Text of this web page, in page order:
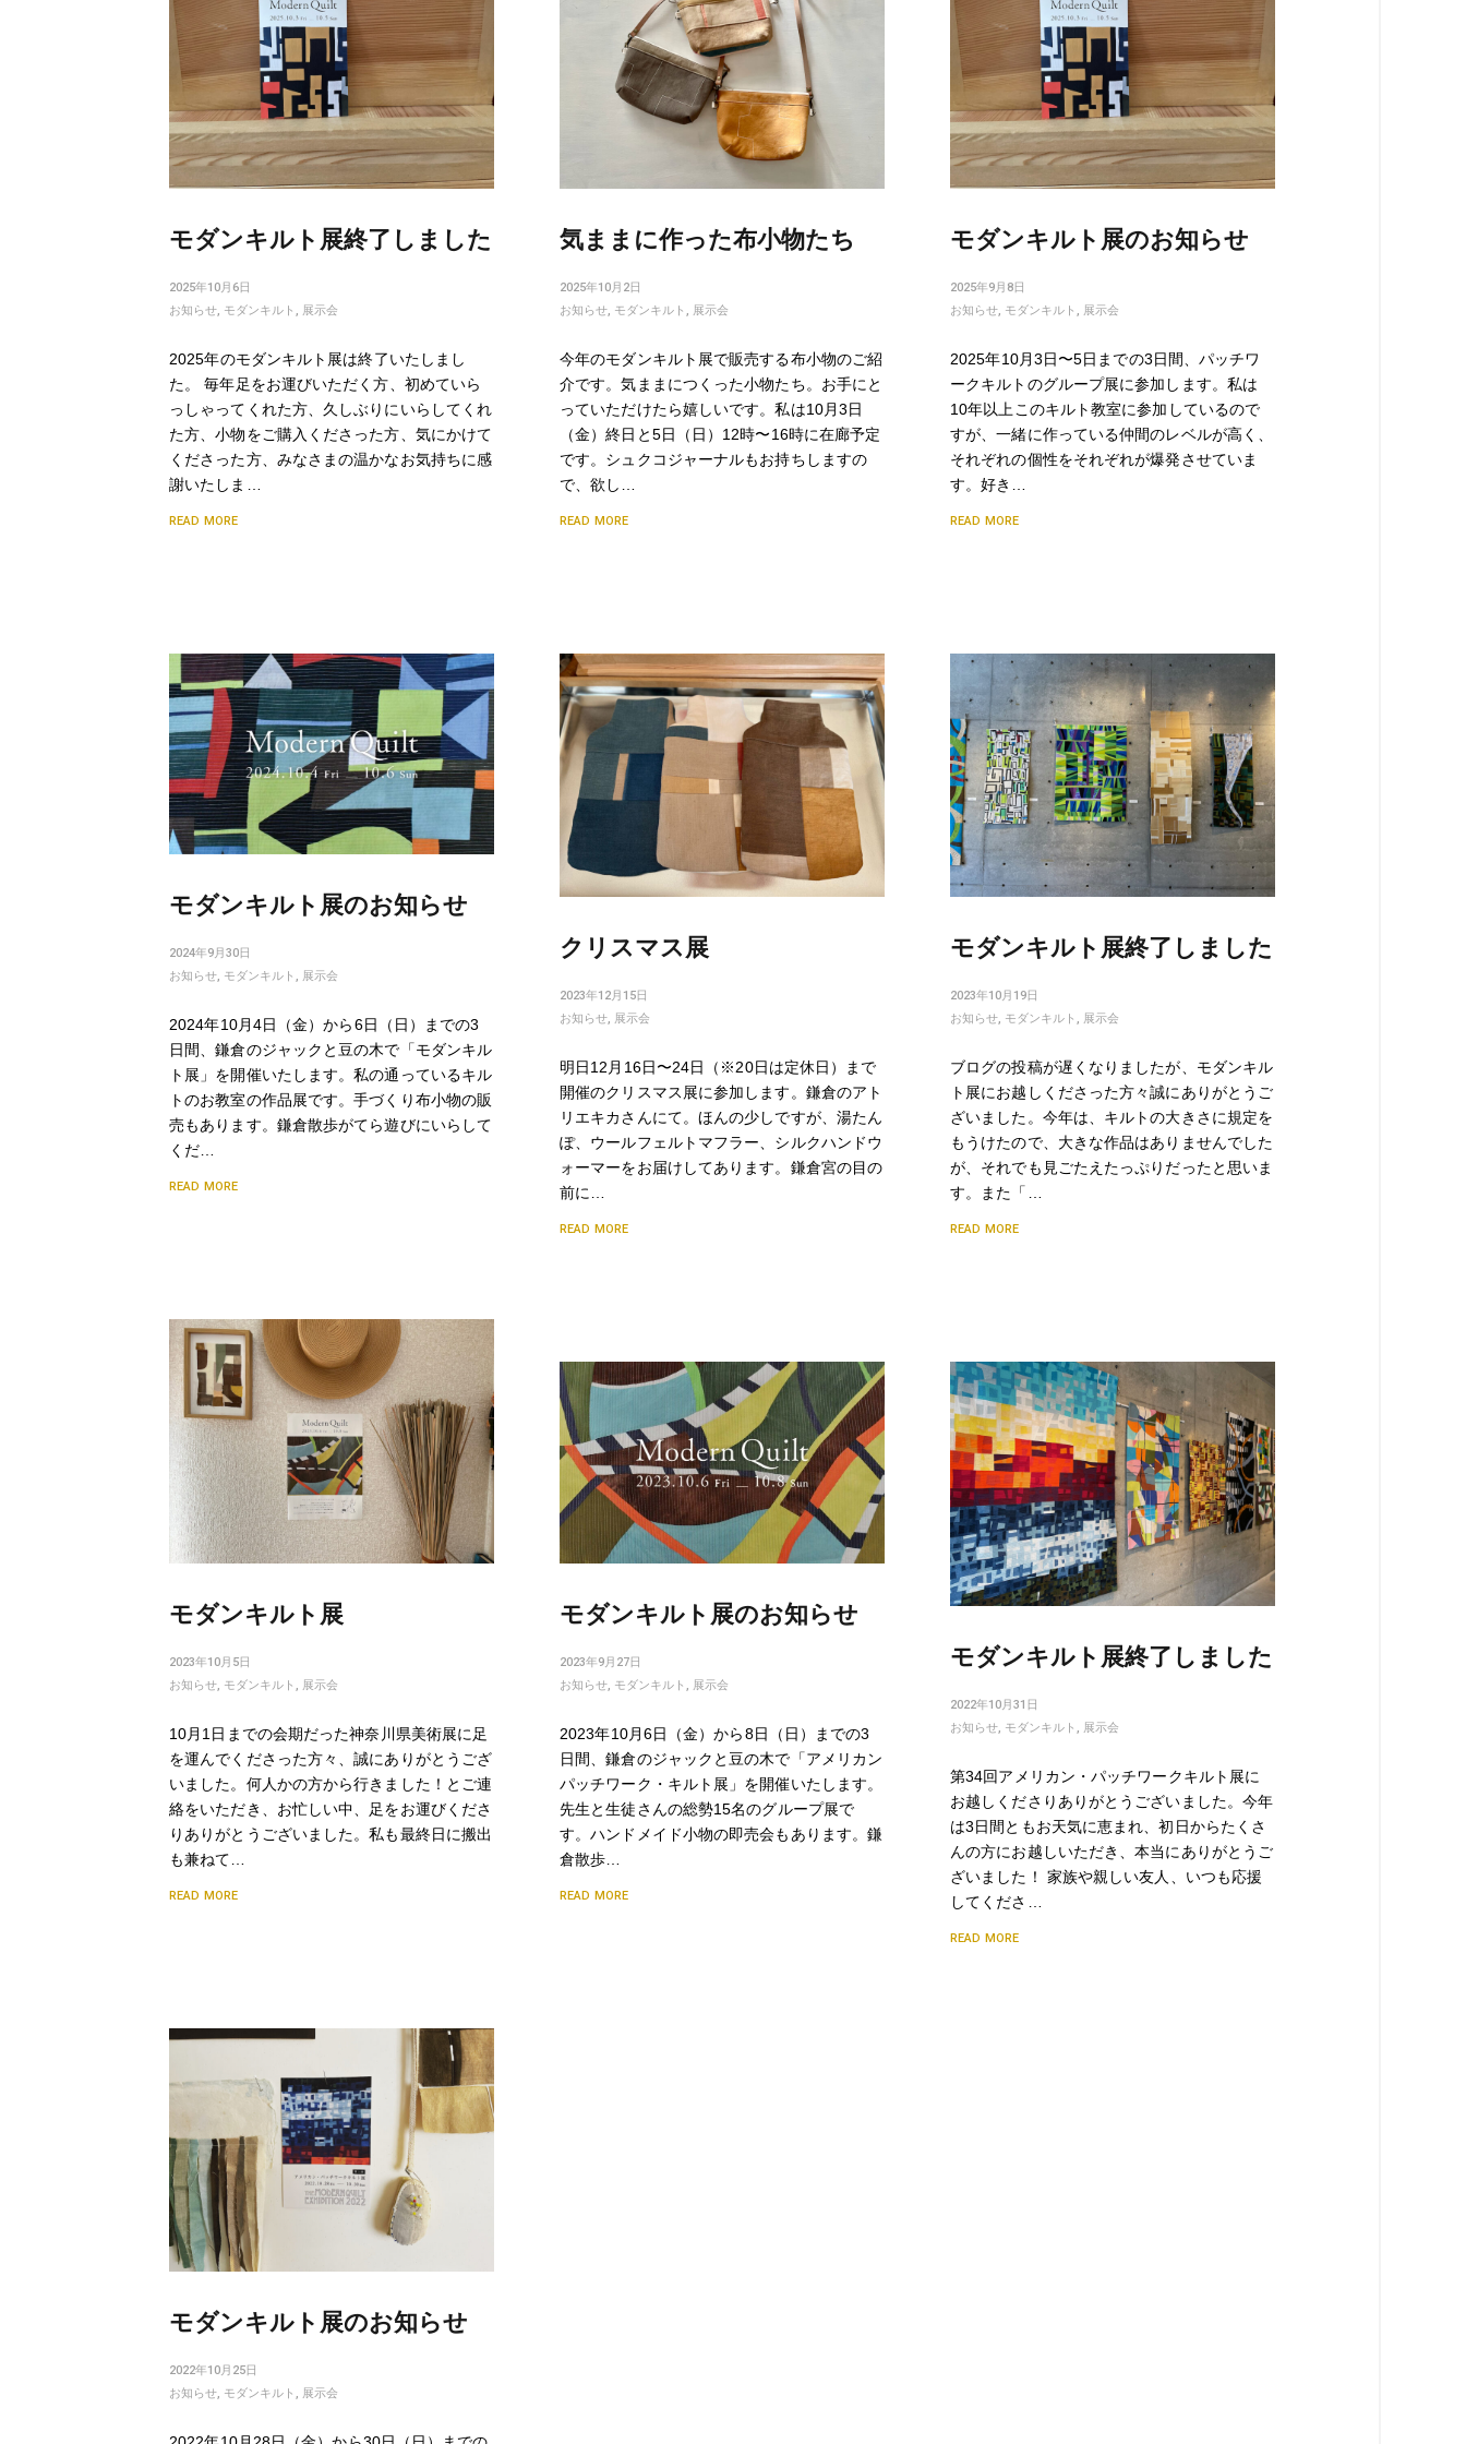
モダンキルト展終了しました
2025年10月6日
お知らせ モダンキルト 展示会
2025年のモダンキルト展は終了いたしまし
た。 毎年足をお運びいただく方、初めていら
っしゃってくれた方、久しぶりにいらしてくれ
た方、小物をご購入くださった方、気にかけて
くださった方、みなさまの温かなお気持ちに感
謝いたしま…
READ MORE
気ままに作った布小物たち
2025年10月2日
お知らせ モダンキルト 展示会
今年のモダンキルト展で販売する布小物のご紹
介です。気ままにつくった小物たち。お手にと
っていただけたら嬉しいです。私は10月3日
（金）終日と5日（日）12時〜16時に在廊予定
です。シュクコジャーナルもお持ちしますの
で、欲し…
READ MORE
モダンキルト展のお知らせ
2025年9月8日
お知らせ モダンキルト 展示会
2025年10月3日〜5日までの3日間、パッチワ
ークキルトのグループ展に参加します。私は
10年以上このキルト教室に参加しているので
すが、一緒に作っている仲間のレベルが高く、
それぞれの個性をそれぞれが爆発させていま
す。好き…
READ MORE
モダンキルト展のお知らせ
2024年9月30日
お知らせ, モダンキルト , 展示会
2024年10月4日（金）から6日（日）までの3
日間、鎌倉のジャックと豆の木で「モダンキル
ト展」を開催いたします。私の通っているキル
トのお教室の作品展です。手づくり布小物の販
売もあります。鎌倉散歩がてら遊びにいらして
くだ…
READ MORE
クリスマス展
2023年12月15日
お知らせ, 展示会
明日12月16日〜24日（※20日は定休日）まで
開催のクリスマス展に参加します。鎌倉のアト
リエキカさんにて。ほんの少しですが、湯たん
ぽ、ウールフェルトマフラー、シルクハンドウ
ォーマーをお届けしてあります。鎌倉宮の目の
前に…
READ MORE
モダンキルト展終了しました
2023年10月19日
お知らせ, モダンキルト , 展示会
ブログの投稿が遅くなりましたが、モダンキル
ト展にお越しくださった方々誠にありがとうご
ざいました。今年は、キルトの大きさに規定を
もうけたので、大きな作品はありませんでした
が、それでも見ごたえたっぷりだったと思いま
す。また「…
READ MORE
モダンキルト展
2023年10月5日
お知らせ, モダンキルト , 展示会
10月1日までの会期だった神奈川県美術展に足
を運んでくださった方々、誠にありがとうござ
いました。何人かの方から行きました！とご連
絡をいただき、お忙しい中、足をお運びくださ
りありがとうございました。私も最終日に搬出
も兼ねて…
READ MORE
モダンキルト展のお知らせ
2023年9月27日
お知らせ, モダンキルト , 展示会
2023年10月6日（金）から8日（日）までの3
日間、鎌倉のジャックと豆の木で「アメリカン
パッチワーク・キルト展」を開催いたします。
先生と生徒さんの総勢15名のグループ展で
す。ハンドメイド小物の即売会もあります。鎌
倉散歩…
READ MORE
モダンキルト展終了しました
2022年10月31日
お知らせ, モダンキルト , 展示会
第34回アメリカン・パッチワークキルト展に
お越しくださりありがとうございました。今年
は3日間ともお天気に恵まれ、初日からたくさ
んの方にお越しいただき、本当にありがとうご
ざいました！ 家族や親しい友人、いつも応援
してくださ…
READ MORE
モダンキルト展のお知らせ
2022年10月25日
お知らせ, モダンキルト , 展示会
navigation